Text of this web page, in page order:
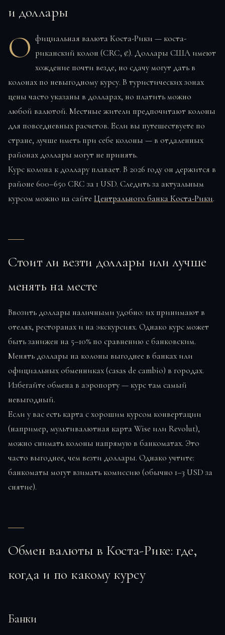
и доллары
О фициальная валюта Коста-Рики — коста-
риканский колон (CRC, ₡). Доллары США имеют
хождение почти везде, но сдачу могут дать в
колонах по невыгодному курсу. В туристических зонах
цены часто указаны в долларах, но платить можно
любой валютой. Местные жители предпочитают колоны
для повседневных расчетов. Если вы путешествуете по
стране, лучше иметь при себе колоны — в отдаленных
районах доллары могут не принять.
Курс колона к доллару плавает. В 2026 году он держится в
районе 600–650 CRC за 1 USD. Следить за актуальным
курсом можно на сайте Центрального банка Коста-Рики.
Стоит ли везти доллары или лучше
менять на месте
Ввозить доллары наличными удобно: их принимают в
отелях, ресторанах и на экскурсиях. Однако курс может
быть занижен на 5–10% по сравнению с банковским.
Менять доллары на колоны выгоднее в банках или
официальных обменниках (casas de cambio) в городах.
Избегайте обмена в аэропорту — курс там самый
невыгодный.
Если у вас есть карта с хорошим курсом конвертации
(например, мультивалютная карта Wise или Revolut),
можно снимать колоны напрямую в банкоматах. Это
часто выгоднее, чем везти доллары. Однако учтите:
банкоматы могут взимать комиссию (обычно 1–3 USD за
снятие).
Обмен валюты в Коста-Рике: где,
когда и по какому курсу
Банки